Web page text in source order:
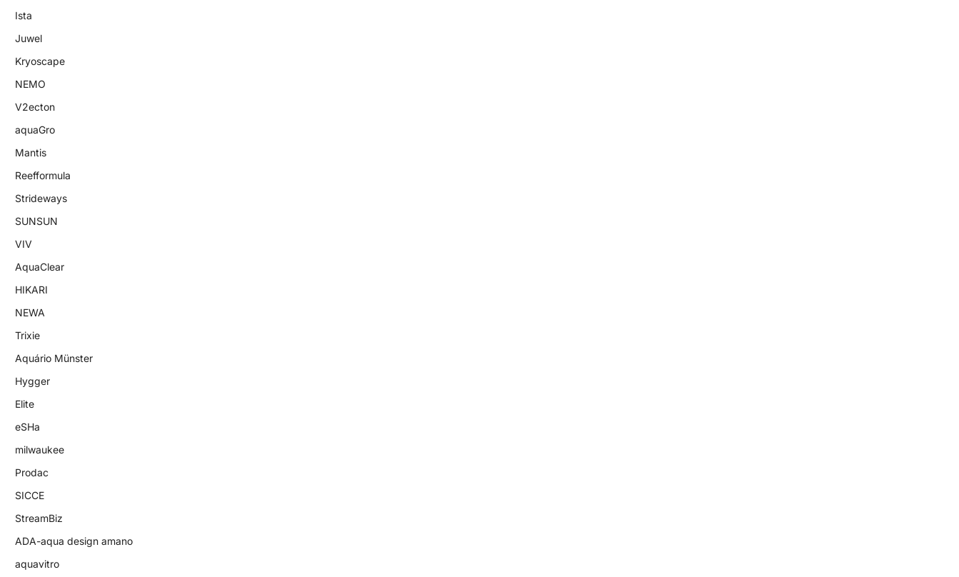
Ista
Juwel
Kryoscape
NEMO
V2ecton
aquaGro
Mantis
Reefformula
Strideways
SUNSUN
VIV
AquaClear
HIKARI
NEWA
Trixie
Aquário Münster
Hygger
Elite
eSHa
milwaukee
Prodac
SICCE
StreamBiz
ADA-aqua design amano
aquavitro